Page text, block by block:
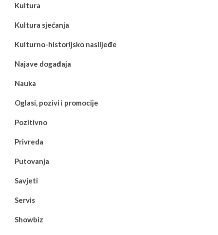
Kultura
Kultura sjećanja
Kulturno-historijsko naslijeđe
Najave događaja
Nauka
Oglasi, pozivi i promocije
Pozitivno
Privreda
Putovanja
Savjeti
Servis
Showbiz